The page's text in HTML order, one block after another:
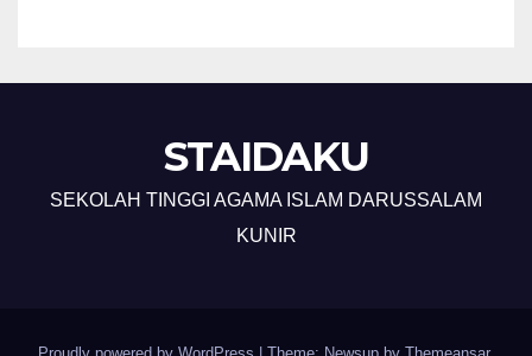
STAIDAKU
SEKOLAH TINGGI AGAMA ISLAM DARUSSALAM
KUNIR